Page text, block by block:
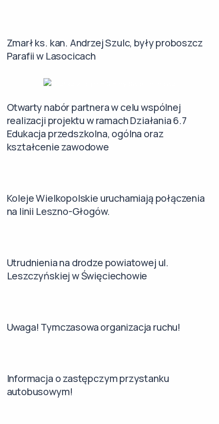
Zmarł ks. kan. Andrzej Szulc, były proboszcz
Parafii w Lasocicach
Otwarty nabór partnera w celu wspólnej
realizacji projektu w ramach Działania 6.7
Edukacja przedszkolna, ogólna oraz
kształcenie zawodowe
Koleje Wielkopolskie uruchamiają połączenia
na linii Leszno-Głogów.
Utrudnienia na drodze powiatowej ul.
Leszczyńskiej w Święciechowie
Uwaga! Tymczasowa organizacja ruchu!
Informacja o zastępczym przystanku
autobusowym!